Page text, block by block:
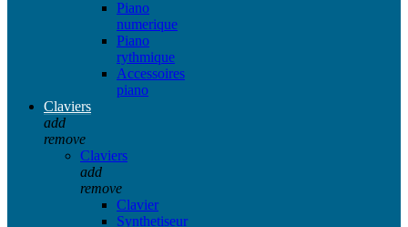
Piano
numerique
Piano
rythmique
Accessoires
piano
Claviers
add
remove
Claviers
add
remove
Clavier
Synthetiseur